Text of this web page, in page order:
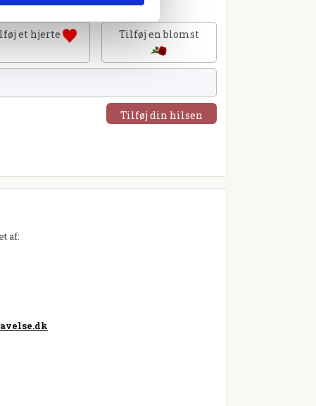
et hjerte Tilføj en blomst
Tilføj din hilsen
af: